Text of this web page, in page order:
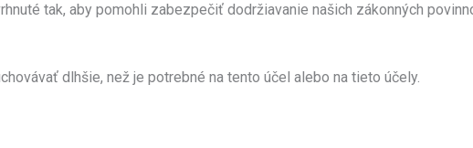
tak, aby pomohli zabezpečiť dodržiavanie našich zákonných
dlhšie, než je potrebné na tento účel alebo na tieto účely.